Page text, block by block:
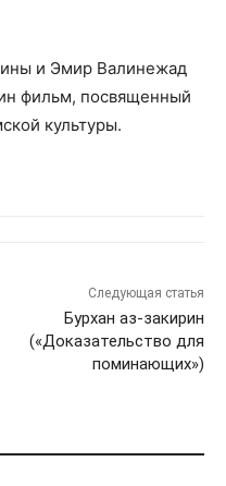
и Эмир Валинежад
фильм, посвященный
культуры.
Следующая статья
Бурхан аз-закирин
(«Доказательство для
поминающих»)